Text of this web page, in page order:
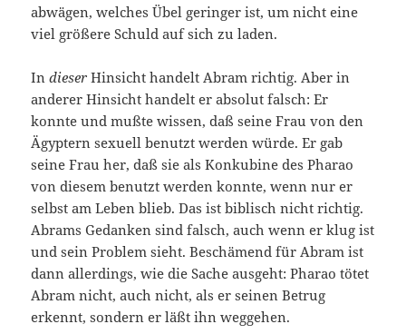
abwägen, welches Übel geringer ist, um nicht eine
viel größere Schuld auf sich zu laden.
In dieser Hinsicht handelt Abram richtig. Aber in
anderer Hinsicht handelt er absolut falsch: Er
konnte und mußte wissen, daß seine Frau von den
Ägyptern sexuell benutzt werden würde. Er gab
seine Frau her, daß sie als Konkubine des Pharao
von diesem benutzt werden konnte, wenn nur er
selbst am Leben blieb. Das ist biblisch nicht richtig.
Abrams Gedanken sind falsch, auch wenn er klug ist
und sein Problem sieht. Beschämend für Abram ist
dann allerdings, wie die Sache ausgeht: Pharao tötet
Abram nicht, auch nicht, als er seinen Betrug
erkennt, sondern er läßt ihn weggehen.